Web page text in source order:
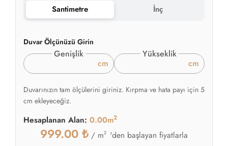
Santimetre İnç
Duvar Ölçünüzü Girin
Genişlik
cm
Yükseklik
cm
Duvarınızın tam ölçülerini giriniz. Kırpma ve hata payı için 5
cm ekleyeceğiz.
Hesaplanan Alan: 0.00m2
999.00 ₺ / m2 'den başlayan fiyatlarla